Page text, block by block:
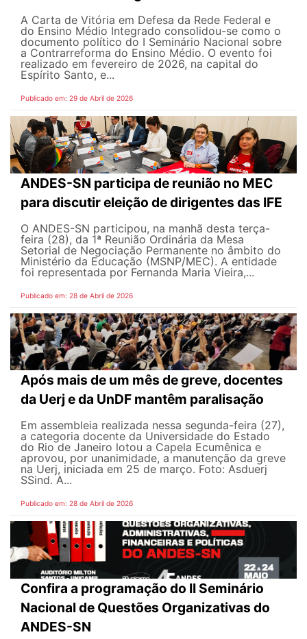
A Carta de Vitória em Defesa da Rede Federal e
do Ensino Médio Integrado consolidou-se como o
documento político do I Seminário Nacional sobre
a Contrarreforma do Ensino Médio. O evento foi
realizado em fevereiro de 2026, na capital do
Espírito Santo, e...
Publicado em: 29 de Abril de 2026
ANDES-SN participa de reunião no MEC
para discutir eleição de dirigentes das IFE
O ANDES-SN participou, na manhã desta terça-
feira (28), da 1ª Reunião Ordinária da Mesa
Setorial de Negociação Permanente no âmbito do
Ministério da Educação (MSNP/MEC). A entidade
foi representada por Fernanda Maria Vieira,...
Publicado em: 28 de Abril de 2026
Após mais de um mês de greve, docentes
da Uerj e da UnDF mantêm paralisação
Em assembleia realizada nessa segunda-feira (27),
a categoria docente da Universidade do Estado
do Rio de Janeiro lotou a Capela Ecumênica e
aprovou, por unanimidade, a manutenção da greve
na Uerj, iniciada em 25 de março. Foto: Asduerj
SSind. A...
Publicado em: 28 de Abril de 2026
Confira a programação do II Seminário
Nacional de Questões Organizativas do
ANDES-SN